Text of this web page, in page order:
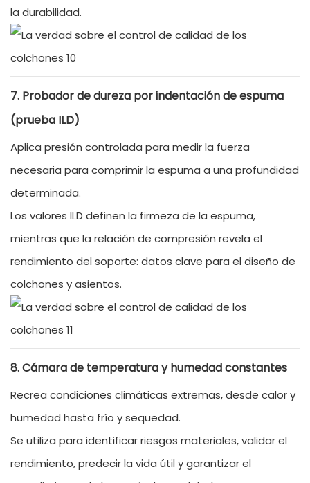
la durabilidad.
7. Probador de dureza por indentación de espuma
(prueba ILD)
Aplica presión controlada para medir la fuerza
necesaria para comprimir la espuma a una profundidad
determinada.
Los valores ILD definen la firmeza de la espuma,
mientras que la relación de compresión revela el
rendimiento del soporte: datos clave para el diseño de
colchones y asientos.
8. Cámara de temperatura y humedad constantes
Recrea condiciones climáticas extremas, desde calor y
humedad hasta frío y sequedad.
Se utiliza para identificar riesgos materiales, validar el
rendimiento, predecir la vida útil y garantizar el